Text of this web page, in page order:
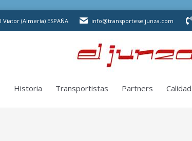
Viator (Almería) ESPAÑA info@transporteseljunza.com
Historia Transportistas Partners Calidad
Transportistas Calidad